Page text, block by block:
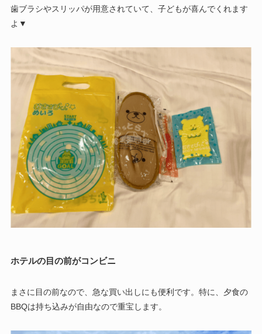
歯ブラシやスリッパが用意されていて、子どもが喜んでくれます
よ▼
ホテルの目の前がコンビニ
まさに目の前なので、急な買い出しにも便利です。特に、夕食の
BBQは持ち込みが自由なので重宝します。